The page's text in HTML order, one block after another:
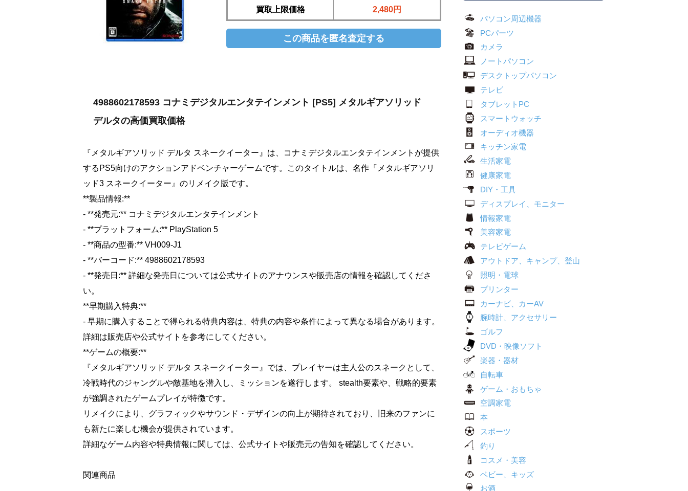
買取上限価格 2,480円
4988602178593 コナミデジタルエンタテインメント [PS5] メタルギアソリッド
デルタの高価買取価格
『メタルギアソリッド デルタ スネークイーター』は、コナミデジタルエンタテインメントが提供
するPS5向けのアクションアドベンチャーゲームです。このタイトルは、名作『メタルギアソリ
ッド3 スネークイーター』のリメイク版です。
**製品情報:**
- **発売元:** コナミデジタルエンタテインメント
- **プラットフォーム:** PlayStation 5
- **商品の型番:** VH009-J1
- **バーコード:** 4988602178593
- **発売日:** 詳細な発売日については公式サイトのアナウンスや販売店の情報を確認してくださ
い。
**早期購入特典:**
- 早期に購入することで得られる特典内容は、特典の内容や条件によって異なる場合があります。
詳細は販売店や公式サイトを参考にしてください。
**ゲームの概要:**
『メタルギアソリッド デルタ スネークイーター』では、プレイヤーは主人公のスネークとして、
冷戦時代のジャングルや敵基地を潜入し、ミッションを遂行します。 stealth要素や、戦略的要素
が強調されたゲームプレイが特徴です。
リメイクにより、グラフィックやサウンド・デザインの向上が期待されており、旧来のファンに
も新たに楽しむ機会が提供されています。
詳細なゲーム内容や特典情報に関しては、公式サイトや販売元の告知を確認してください。
関連商品
パソコン周辺機器
PCパーツ
カメラ
ノートパソコン
デスクトップパソコン
テレビ
タブレットPC
スマートウォッチ
オーディオ機器
キッチン家電
生活家電
健康家電
DIY・工具
ディスプレイ、モニター
情報家電
美容家電
テレビゲーム
アウトドア、キャンプ、登山
照明・電球
プリンター
カーナビ、カーAV
腕時計、アクセサリー
ゴルフ
DVD・映像ソフト
楽器・器材
自転車
ゲーム・おもちゃ
空調家電
本
スポーツ
釣り
コスメ・美容
ベビー、キッズ
お酒